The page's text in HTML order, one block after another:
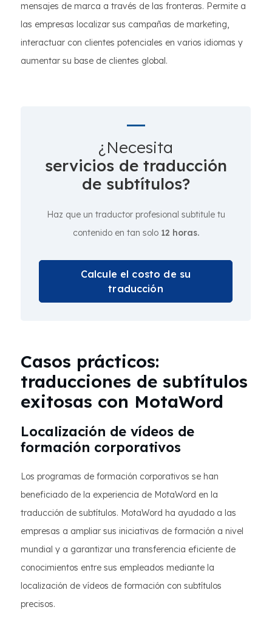
mensajes de marca a través de las fronteras. Permite a
las empresas localizar sus campañas de marketing,
interactuar con clientes potenciales en varios idiomas y
aumentar su base de clientes global.
¿Necesita
servicios de traducción
de subtítulos?
Haz que un traductor profesional subtitule tu
contenido en tan solo 12 horas.
Calcule el costo de su
traducción
Casos prácticos:
traducciones de subtítulos
exitosas con MotaWord
Localización de vídeos de
formación corporativos
Los programas de formación corporativos se han
beneficiado de la experiencia de MotaWord en la
traducción de subtítulos. MotaWord ha ayudado a las
empresas a ampliar sus iniciativas de formación a nivel
mundial y a garantizar una transferencia eficiente de
conocimientos entre sus empleados mediante la
localización de vídeos de formación con subtítulos
precisos.